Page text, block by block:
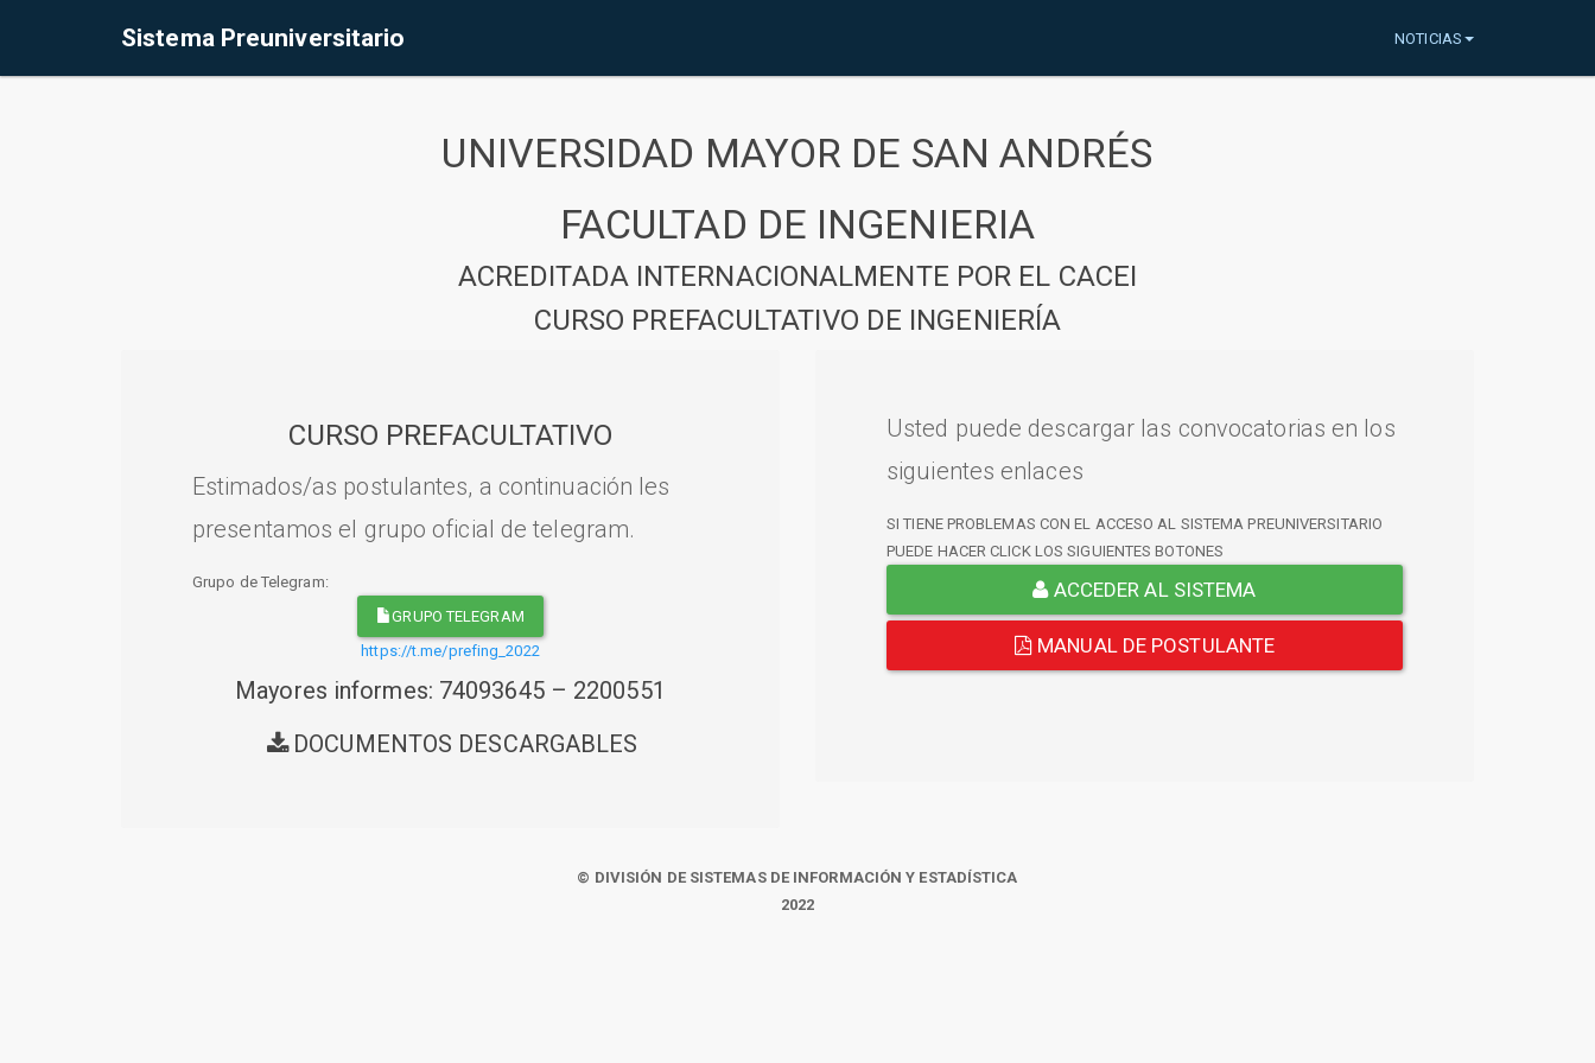
Sistema Preuniversitario NOTICIAS
UNIVERSIDAD MAYOR DE SAN ANDRÉS
FACULTAD DE INGENIERIA
ACREDITADA INTERNACIONALMENTE POR EL CACEI
CURSO PREFACULTATIVO DE INGENIERÍA
CURSO PREFACULTATIVO
Estimados/as postulantes, a continuación les
presentamos el grupo oficial de telegram.
Grupo de Telegram:
GRUPO TELEGRAM
https://t.me/prefing_2022
Mayores informes: 74093645 – 2200551
DOCUMENTOS DESCARGABLES
Usted puede descargar las convocatorias en los
siguientes enlaces
SI TIENE PROBLEMAS CON EL ACCESO AL SISTEMA PREUNIVERSITARIO
PUEDE HACER CLICK LOS SIGUIENTES BOTONES
ACCEDER AL SISTEMA
MANUAL DE POSTULANTE
© DIVISIÓN DE SISTEMAS DE INFORMACIÓN Y ESTADÍSTICA
2022